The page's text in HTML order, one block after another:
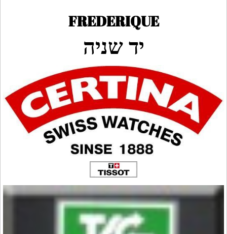
FREDERIQUE
יד שניה